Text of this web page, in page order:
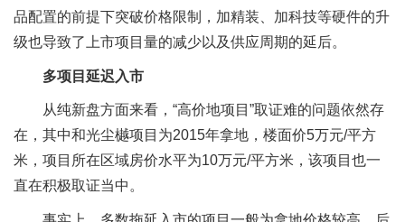
品配置的前提下突破价格限制，加精装、加科技等硬件的升
级也导致了上市项目量的减少以及供应周期的延后。
多项目延迟入市
从纯新盘方面来看，“高价地项目”取证难的问题依然存
在，其中和光尘樾项目为2015年拿地，楼面价5万元/平方
米，项目所在区域房价水平为10万元/平方米，该项目也一
直在积极取证当中。